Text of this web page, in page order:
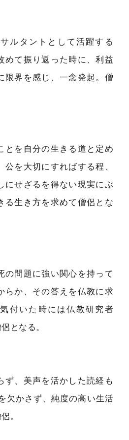
ルタントとして活躍する
めて振り返った時に、利益
限界を感じ、一念発起。僧
とを自分の生きる道と定め
公を大切にすればする程、
にせざるを得ない現実にぶ
る生き方を求めて僧侶とな
の問題に強い関心を持って
らか、その答えを仏教に求
付いた時には仏教研究者
となる。
ず、美声を活かした読経も
欠かさず、純度の高い生活
。